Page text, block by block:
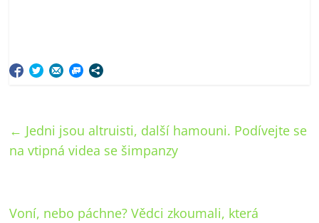
← Jedni jsou altruisti, další hamouni. Podívejte se
na vtipná videa se šimpanzy
Voní, nebo páchne? Vědci zkoumali, která